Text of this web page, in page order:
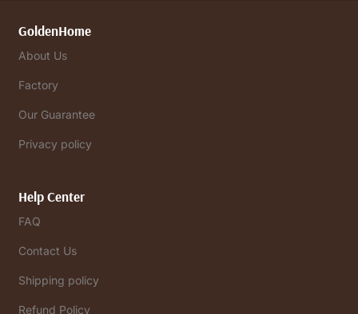
GoldenHome
About Us
Factory
Our Guarantee
Privacy policy
Help Center
FAQ
Contact Us
Shipping policy
Refund Policy